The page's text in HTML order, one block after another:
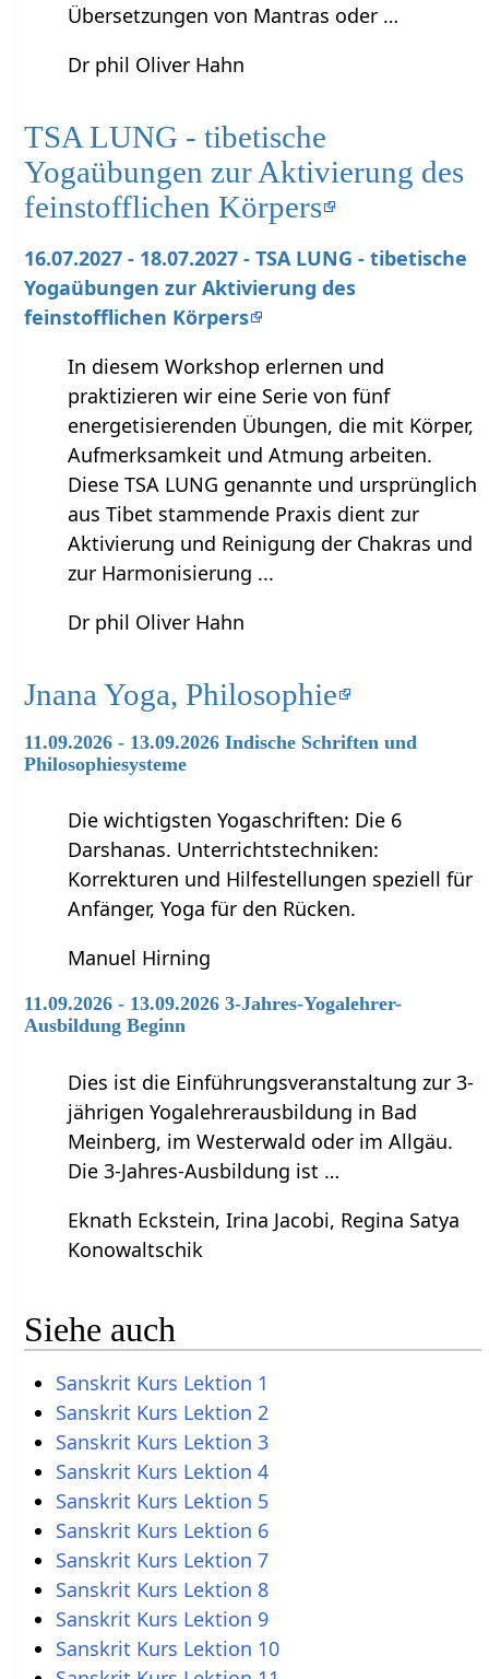
Übersetzungen von Mantras oder …
Dr phil Oliver Hahn
TSA LUNG - tibetische
Yogaübungen zur Aktivierung des
feinstofflichen Körpers
16.07.2027 - 18.07.2027 - TSA LUNG - tibetische
Yogaübungen zur Aktivierung des
feinstofflichen Körpers
In diesem Workshop erlernen und
praktizieren wir eine Serie von fünf
energetisierenden Übungen, die mit Körper,
Aufmerksamkeit und Atmung arbeiten.
Diese TSA LUNG genannte und ursprünglich
aus Tibet stammende Praxis dient zur
Aktivierung und Reinigung der Chakras und
zur Harmonisierung ...
Dr phil Oliver Hahn
Jnana Yoga, Philosophie
11.09.2026 - 13.09.2026 Indische Schriften und
Philosophiesysteme
Die wichtigsten Yogaschriften: Die 6
Darshanas. Unterrichtstechniken:
Korrekturen und Hilfestellungen speziell für
Anfänger, Yoga für den Rücken.
Manuel Hirning
11.09.2026 - 13.09.2026 3-Jahres-Yogalehrer-
Ausbildung Beginn
Dies ist die Einführungsveranstaltung zur 3-
jährigen Yogalehrerausbildung in Bad
Meinberg, im Westerwald oder im Allgäu.
Die 3-Jahres-Ausbildung ist …
Eknath Eckstein, Irina Jacobi, Regina Satya
Konowaltschik
Siehe auch
Sanskrit Kurs Lektion 1
Sanskrit Kurs Lektion 2
Sanskrit Kurs Lektion 3
Sanskrit Kurs Lektion 4
Sanskrit Kurs Lektion 5
Sanskrit Kurs Lektion 6
Sanskrit Kurs Lektion 7
Sanskrit Kurs Lektion 8
Sanskrit Kurs Lektion 9
Sanskrit Kurs Lektion 10